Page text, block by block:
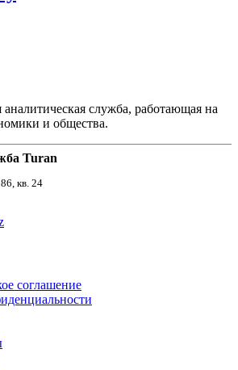
служба, работающая на
и общества.
Turan
кв. 24
соглашение